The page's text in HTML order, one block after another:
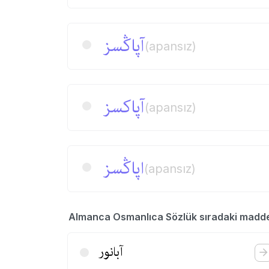
آپاڭسز(apansız)
آپاكسز(apansız)
اپاڭسز(apansız)
Almanca Osmanlıca Sözlük sıradaki
آبانور